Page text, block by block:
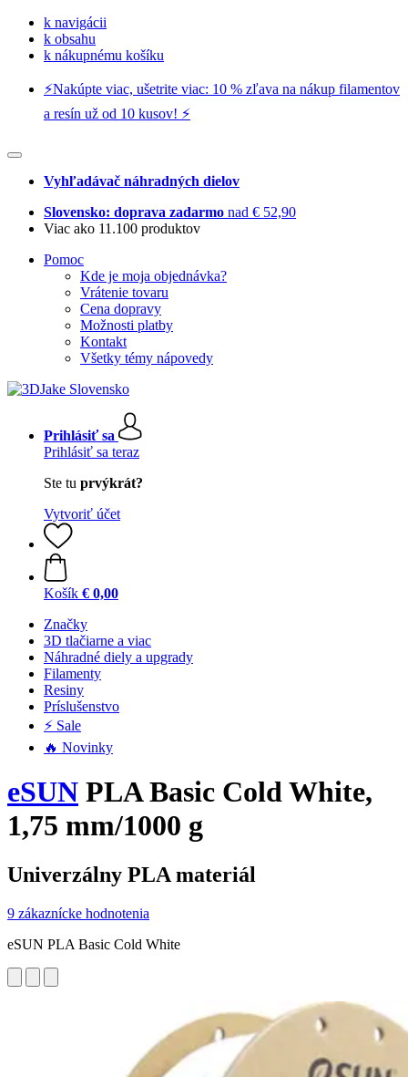
k navigácii
k obsahu
k nákupnému košíku
⚡️Nakúpte viac, ušetrite viac: 10 % zľava na nákup filamentov
a resín už od 10 kusov! ⚡️
Vyhľadávač náhradných dielov
Slovensko: doprava zadarmo nad € 52,90
Viac ako 11.100 produktov
Pomoc
Kde je moja objednávka?
Vrátenie tovaru
Cena dopravy
Možnosti platby
Kontakt
Všetky témy nápovedy
Prihlásiť sa
Prihlásiť sa teraz
Ste tu prvýkrát?
Vytvoriť účet
Košík € 0,00
Značky
3D tlačiarne a viac
Náhradné diely a upgrady
Filamenty
Resiny
Príslušenstvo
⚡ Sale
🔥 Novinky
eSUN PLA Basic Cold White,
1,75 mm/1000 g
Univerzálny PLA materiál
9 zákaznícke hodnotenia
eSUN PLA Basic Cold White